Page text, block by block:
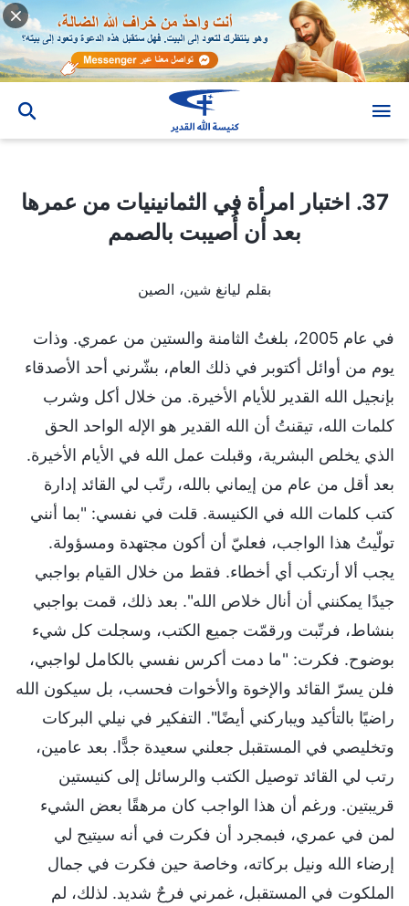
37. اختبار امرأة في الثمانينيات من عمرها
بعد أن أُصيبت بالصمم
بقلم ليانغ شين، الصين
في عام 2005، بلغتُ الثامنة والستين من عمري. وذات
يوم من أوائل أكتوبر في ذلك العام، بشّرني أحد الأصدقاء
بإنجيل الله القدير للأيام الأخيرة. من خلال أكل وشرب
كلمات الله، تيقنتُ أن الله القدير هو الإله الواحد الحق
الذي يخلص البشرية، وقبلت عمل الله في الأيام الأخيرة.
بعد أقل من عام من إيماني بالله، رتّب لي القائد إدارة
كتب كلمات الله في الكنيسة. قلت في نفسي: "بما أنني
تولّيتُ هذا الواجب، فعليّ أن أكون مجتهدة ومسؤولة.
يجب ألا أرتكب أي أخطاء. فقط من خلال القيام بواجبي
جيدًا يمكنني أن أنال خلاص الله". بعد ذلك، قمت بواجبي
بنشاط، فرتّبت ورقمّت جميع الكتب، وسجلت كل شيء
بوضوح. فكرت: "ما دمت أكرس نفسي بالكامل لواجبي،
فلن يسرّ القائد والإخوة والأخوات فحسب، بل سيكون الله
راضيًا بالتأكيد ويباركني أيضًا". التفكير في نيلي البركات
وتخليصي في المستقبل جعلني سعيدة جدًّا. بعد عامين،
رتب لي القائد توصيل الكتب والرسائل إلى كنيستين
قريبتين. ورغم أن هذا الواجب كان مرهقًا بعض الشيء
لمن في عمري، فبمجرد أن فكرت في أنه سيتيح لي
إرضاء الله ونيل بركاته، وخاصة حين فكرت في جمال
الملكوت في المستقبل، غمرني فرحٌ شديد. لذلك، لم